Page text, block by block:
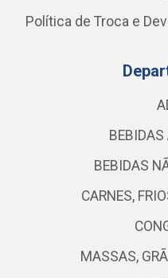
Política de Troca e
BEBIDAS
CARNES,
MASSAS,